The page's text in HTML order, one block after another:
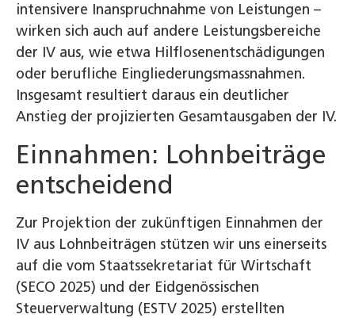
intensivere Inanspruchnahme von Leistungen –
wirken sich auch auf andere Leistungsbereiche
der IV aus, wie etwa Hilflosenentschädigungen
oder berufliche Eingliederungsmassnahmen.
Insgesamt resultiert daraus ein deutlicher
Anstieg der projizierten Gesamtausgaben der IV.
Einnahmen: Lohnbeiträge
entscheidend
Zur Projektion der zukünftigen Einnahmen der
IV aus Lohnbeiträgen stützen wir uns einerseits
auf die vom Staatssekretariat für Wirtschaft
(SECO 2025) und der Eidgenössischen
Steuerverwaltung (ESTV 2025) erstellten